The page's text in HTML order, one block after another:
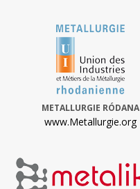
METALLURGIE RÓDANA
www.Metallurgie.org